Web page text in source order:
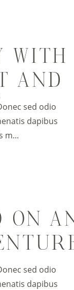
sed odio
dapibus
m...
WITH
AND
sed odio
dapibus
ON